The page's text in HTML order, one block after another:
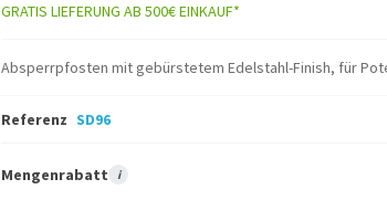
GRATIS LIEFERUNG AB 500€ EINKAUF*
Absperrpfosten mit gebürstetem Edelstahl-Finish, für
Referenz SD96
Mengenrabatt i